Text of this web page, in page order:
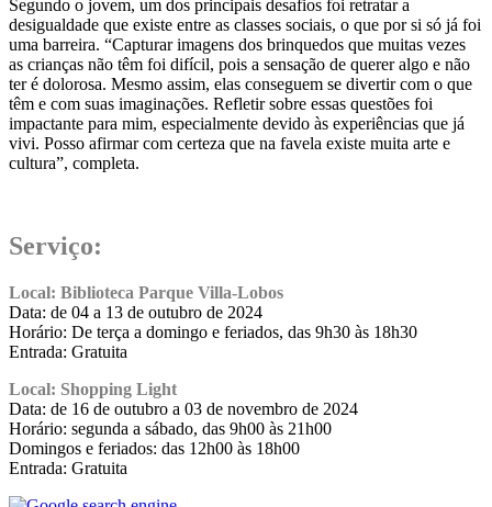
Segundo o jovem, um dos principais desafios foi retratar a
desigualdade que existe entre as classes sociais, o que por si só já foi
uma barreira. “Capturar imagens dos brinquedos que muitas vezes
as crianças não têm foi difícil, pois a sensação de querer algo e não
ter é dolorosa. Mesmo assim, elas conseguem se divertir com o que
têm e com suas imaginações. Refletir sobre essas questões foi
impactante para mim, especialmente devido às experiências que já
vivi. Posso afirmar com certeza que na favela existe muita arte e
cultura”, completa.
Serviço:
Local: Biblioteca Parque Villa-Lobos
Data: de 04 a 13 de outubro de 2024
Horário: De terça a domingo e feriados, das 9h30 às 18h30
Entrada: Gratuita
Local: Shopping Light
Data: de 16 de outubro a 03 de novembro de 2024
Horário: segunda a sábado, das 9h00 às 21h00
Domingos e feriados: das 12h00 às 18h00
Entrada: Gratuita